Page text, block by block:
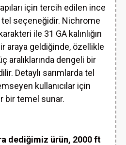
için tercih edilen ince
tel seçeneğidir. Nichrome
ile 31 GA kalınlığın
araya geldiğinde, özellikle
aralıklarında dengeli bir
Detaylı sarımlarda tel
kullanıcılar için
bir temel sunar.
dediğimiz ürün, 2000 ft